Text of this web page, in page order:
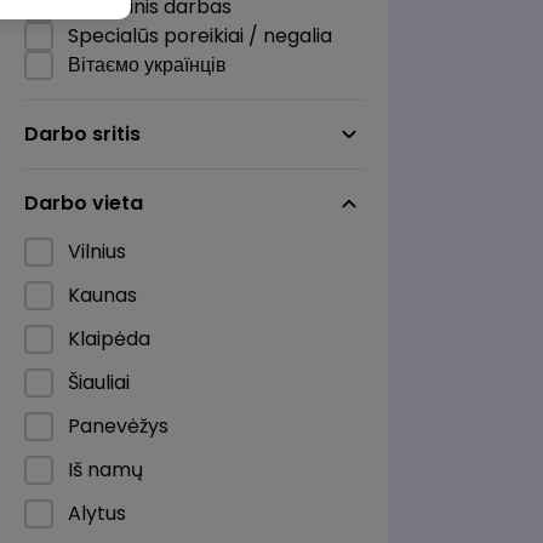
Nuotolinis darbas
Specialūs poreikiai / negalia
Вітаємо українців
Darbo sritis
Darbo vieta
Vilnius
Kaunas
Klaipėda
Šiauliai
Panevėžys
Iš namų
Alytus